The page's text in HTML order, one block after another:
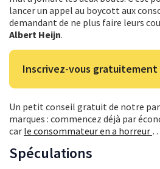
lancer un appel au boycott aux
demandant de ne plus faire leurs
Albert Heijn.
Inscrivez-vous
Un petit conseil gratuit de notre
marques : commencez déjà par
car le consommateur en a horreur
Spéculations